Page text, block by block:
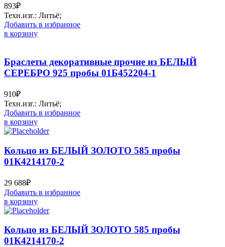
893₽
Техн.изг.: Литьё;
Добавить в избранное
в корзину
Браслеты декоративные прочие из БЕЛЫЙ
СЕРЕБРО 925 пробы 01Б452204-1
910₽
Техн.изг.: Литьё;
Добавить в избранное
в корзину
Кольцо из БЕЛЫЙ ЗОЛОТО 585 пробы
01К4214170-2
29 688₽
Добавить в избранное
в корзину
Кольцо из БЕЛЫЙ ЗОЛОТО 585 пробы
01К4214170-2